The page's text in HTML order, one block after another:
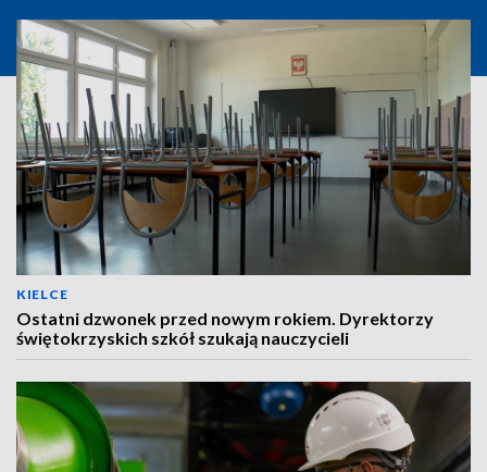
KIELCE
Ostatni dzwonek przed nowym rokiem. Dyrektorzy
świętokrzyskich szkół szukają nauczycieli